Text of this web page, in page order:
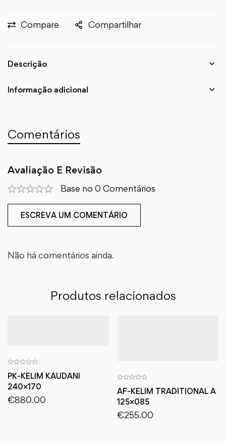
Compare Compartilhar
Descrição
Informação adicional
Comentários
Avaliação E Revisão
Base no 0 Comentários
ESCREVA UM COMENTÁRIO
Não há comentários ainda.
Produtos relacionados
PK-KELIM KAUDANI
240×170
€880.00
AF-KELIM TRADITIONAL A
125×085
€255.00